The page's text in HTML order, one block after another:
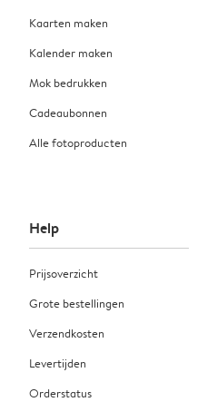
Kaarten maken
Kalender maken
Mok bedrukken
Cadeaubonnen
Alle fotoproducten
Help
Prijsoverzicht
Grote bestellingen
Verzendkosten
Levertijden
Orderstatus